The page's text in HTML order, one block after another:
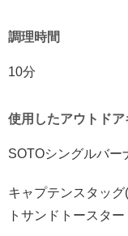
調理時間
10分
使用したアウトドア
SOTOシングルバー
キャプテンスタッ
トサンドトースタ